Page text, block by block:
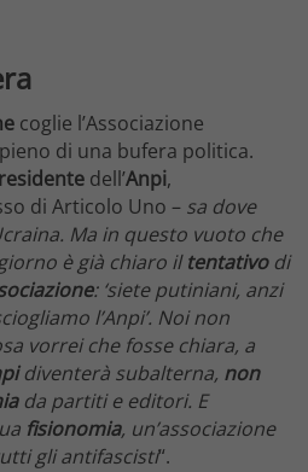
coglie l’Associazione
di una bufera politica.
dell’Anpi,
di Articolo Uno – sa dove
Ma in questo vuoto che
è già chiaro iltentativodi
: ‘siete putiniani, anzi
l’Anpi’. Noi non
vorrei che fosse chiara, a
diventerà subalterna, non
da partiti e editori. E
fisionomia, un’associazione
gli antifascisti“.